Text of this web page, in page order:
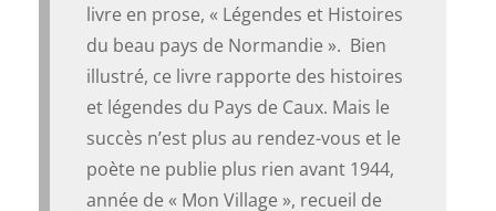
livre en prose, « Légendes et Histoires
du beau pays de Normandie ». Bien
illustré, ce livre rapporte des histoires
et légendes du Pays de Caux. Mais le
succès n’est plus au rendez-vous et le
poète ne publie plus rien avant 1944,
année de « Mon Village », recueil de